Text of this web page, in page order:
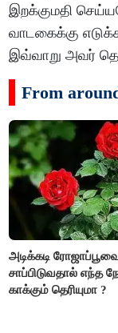
இறக்குமதி
வாடகைக்கு
இவ்வாறு அவர்
From
அடிக்கடி
சாப்பிடுவதால் எந்த
காக்கும் தெரியுமா ?